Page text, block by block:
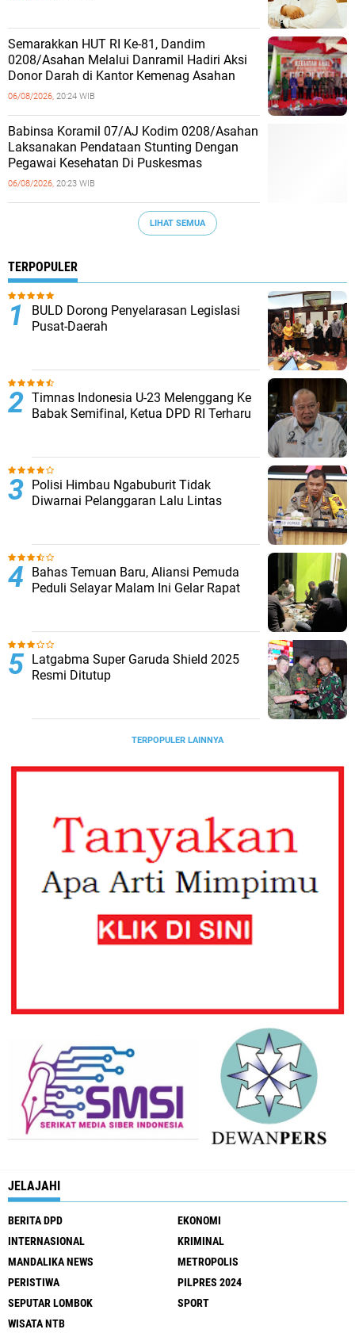
Semarakkan HUT RI Ke-81, Dandim
0208/Asahan Melalui Danramil Hadiri Aksi
Donor Darah di Kantor Kemenag Asahan
06/08/2026, 20:24 WIB
Babinsa Koramil 07/AJ Kodim 0208/Asahan
Laksanakan Pendataan Stunting Dengan
Pegawai Kesehatan Di Puskesmas
06/08/2026, 20:23 WIB
LIHAT SEMUA
TERPOPULER
BULD Dorong Penyelarasan Legislasi
Pusat-Daerah
Timnas Indonesia U-23 Melenggang Ke
Babak Semifinal, Ketua DPD RI Terharu
Polisi Himbau Ngabuburit Tidak
Diwarnai Pelanggaran Lalu Lintas
Bahas Temuan Baru, Aliansi Pemuda
Peduli Selayar Malam Ini Gelar Rapat
Latgabma Super Garuda Shield 2025
Resmi Ditutup
TERPOPULER LAINNYA
JELAJAHI
BERITA DPD
EKONOMI
INTERNASIONAL
KRIMINAL
MANDALIKA NEWS
METROPOLIS
PERISTIWA
PILPRES 2024
SEPUTAR LOMBOK
SPORT
WISATA NTB